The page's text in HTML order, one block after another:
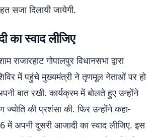
सजा दिलायी जायेगी.
का स्वाद लीजिए
राजारहाट गोपालपुर विधानसभा द्वारा
में पहुंचे मुख्यमंत्री ने तृणमूल नेताओं पर हो
बात रखी. कार्यक्रम में बोलते हुए उन्होंने
ज्योति की प्रशंसा की. फिर उन्होंने कहा-
अपनी दूसरी आजादी का स्वाद लीजिए. इस